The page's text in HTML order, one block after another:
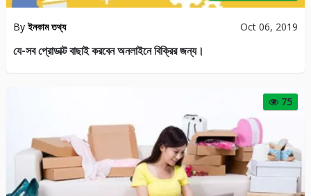
Byইনকাম তথ্য Oct 06, 2019
যে-সব প্রোডাক্ট বাছাই করবেন অনলাইনে বিক্রির জন্য।
75